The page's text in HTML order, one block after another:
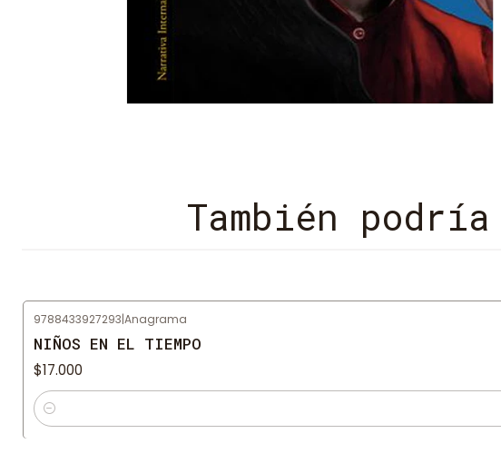
También
9788433927293|Anagrama
NIÑOS EN EL TIEMPO
$17.000
Cantidad